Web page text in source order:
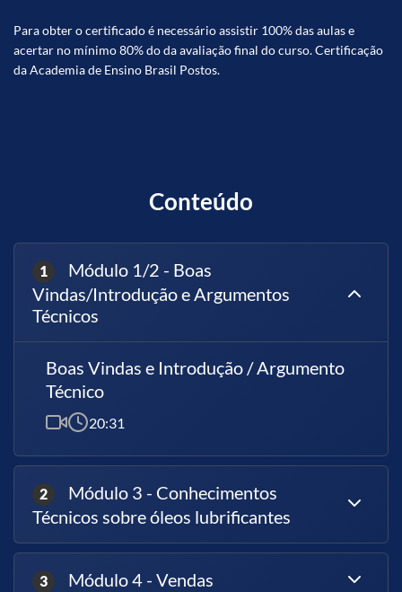
Para obter o certificado é necessário assistir 100% das aulas e
acertar no mínimo 80% do da avaliação final do curso. Certificação
da Academia de Ensino Brasil Postos.
Conteúdo
1
Módulo 1/2 - Boas
Vindas/Introdução e Argumentos
Técnicos
Boas Vindas e Introdução / Argumento
Técnico
20:31
2
Módulo 3 - Conhecimentos
Técnicos sobre óleos lubrificantes
3 Módulo 4 - Vendas